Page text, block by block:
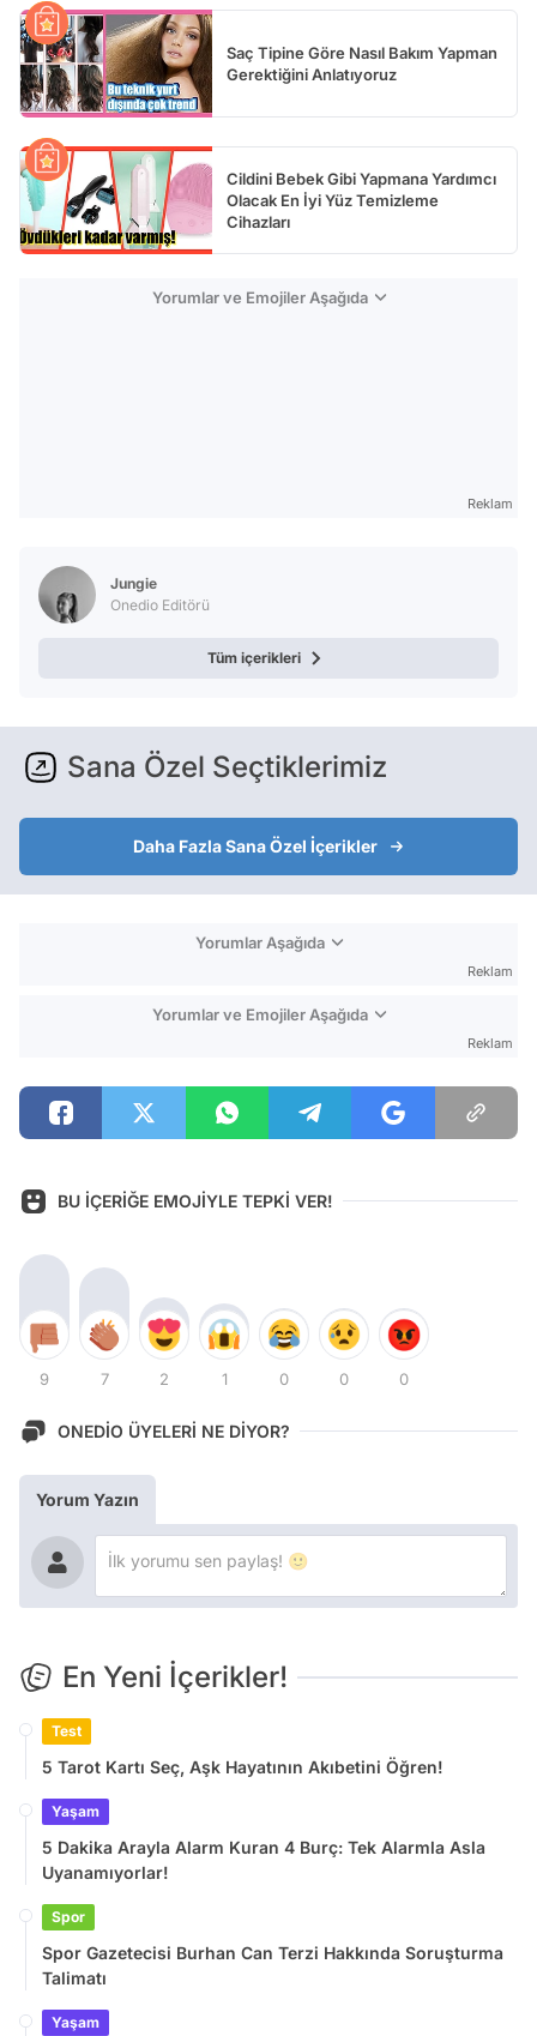
Saç Tipine Göre Nasıl Bakım Yapman
Gerektiğini Anlatıyoruz
Cildini Bebek Gibi Yapmana Yardımcı
Olacak En İyi Yüz Temizleme
Cihazları
Yorumlar ve Emojiler Aşağıda
Reklam
Jungie
Onedio Editörü
Tüm içerikleri
Sana Özel Seçtiklerimiz
Daha Fazla Sana Özel İçerikler
Yorumlar Aşağıda
Reklam
Yorumlar ve Emojiler Aşağıda
Reklam
BU İÇERİĞE EMOJİYLE TEPKİ VER!
9 7 2 1 0 0 0
ONEDİO ÜYELERİ NE DİYOR?
Yorum Yazın
En Yeni İçerikler!
Test
5 Tarot Kartı Seç, Aşk Hayatının Akıbetini Öğren!
Yaşam
5 Dakika Arayla Alarm Kuran 4 Burç: Tek Alarmla Asla
Uyanamıyorlar!
Spor
Spor Gazetecisi Burhan Can Terzi Hakkında Soruşturma
Talimatı
Yaşam